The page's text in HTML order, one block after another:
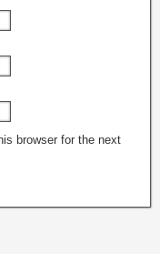
browser for the next